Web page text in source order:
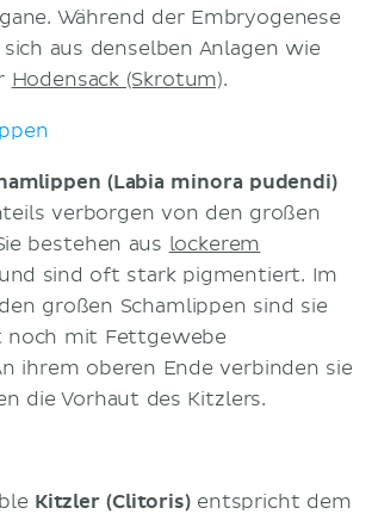
Während der Embryogenese
aus denselben Anlagen wie
Hodensack (Skrotum).
(Labia minora pudendi)
verborgen von den großen
bestehen aus lockerem
und sind oft stark pigmentiert. Im
großen Schamlippen sind sie
noch mit Fettgewebe
ihrem oberen Ende verbinden sie
die Vorhaut des Kitzlers.
Kitzler (Clitoris)entspricht dem